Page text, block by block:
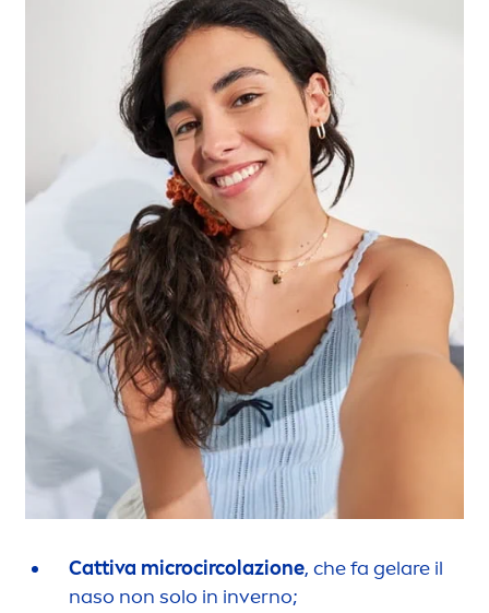
Cattiva microcircolazione, che fa gelare il
naso non solo in inverno;